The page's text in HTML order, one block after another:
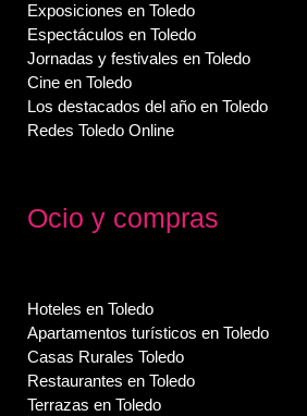
Exposiciones en Toledo
Espectáculos en Toledo
Jornadas y festivales en Toledo
Cine en Toledo
Los destacados del año en Toledo
Redes Toledo Online
Ocio y compras
Hoteles en Toledo
Apartamentos turísticos en Toledo
Casas Rurales Toledo
Restaurantes en Toledo
Terrazas en Toledo